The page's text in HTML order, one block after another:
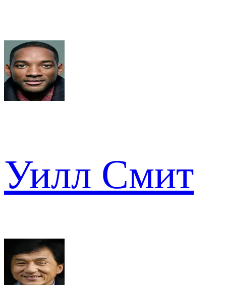
Уилл Смит